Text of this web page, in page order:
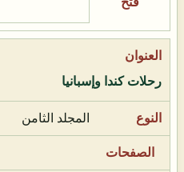
رحلات كندا وإسبانيا
المجلد الثامن